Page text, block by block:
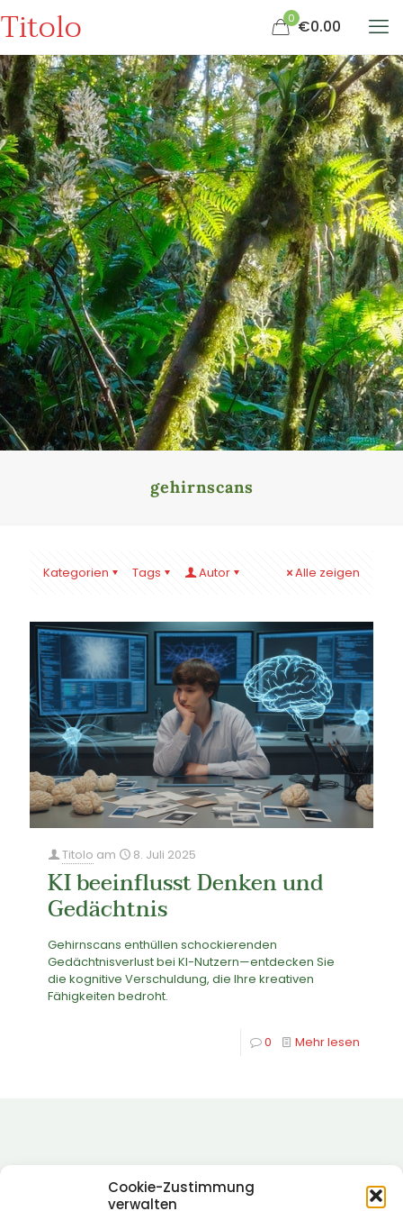
Cookie-Zustimmung
verwalten
Titolo 0 €0.00
gehirnscans
Kategorien Tags Autor Alle zeigen
Titolo am 8. Juli 2025
KI beeinflusst Denken und
Gedächtnis
Gehirnscans enthüllen schockierenden
Gedächtnisverlust bei KI-Nutzern—entdecken Sie
die kognitive Verschuldung, die Ihre kreativen
Fähigkeiten bedroht.
0 Mehr lesen